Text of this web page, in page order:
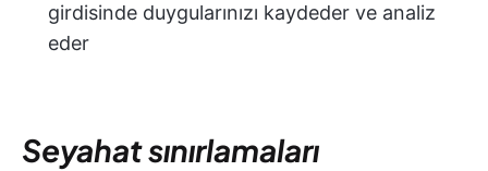
girdisinde duygularınızı kaydeder ve analiz
eder
Seyahat sınırlamaları